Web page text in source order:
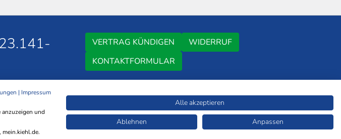
| Impressum
und
Alle akzeptieren
Ablehnen
Anpassen
VERTRAG KÜNDIGEN
WIDERRUF
KONTAKTFORMULAR
NACHHALTIGKEITHINWEISGEBERSYSTEMFAQMEDIADATENWIR ÜBER UNSTDM-VORBEHALT